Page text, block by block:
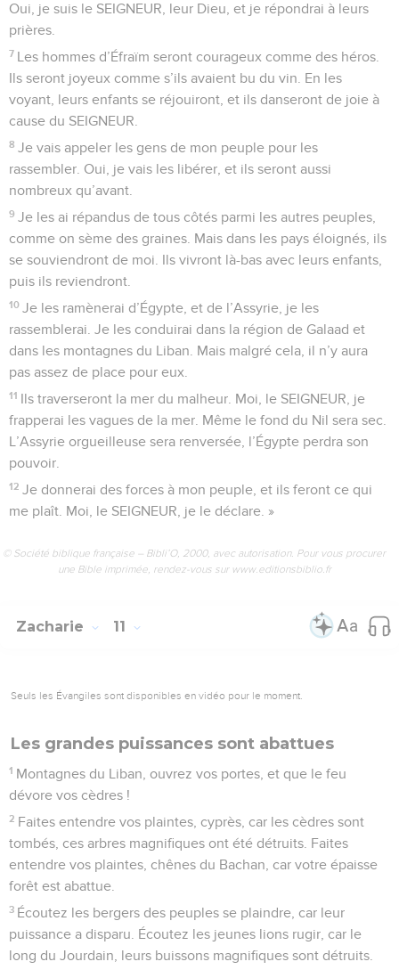
Oui, je suis le SEIGNEUR, leur Dieu, et je répondrai à leurs
prières.
7 Les hommes d’Éfraïm seront courageux comme des héros.
Ils seront joyeux comme s’ils avaient bu du vin. En les
voyant, leurs enfants se réjouiront, et ils danseront de joie à
cause du SEIGNEUR.
8 Je vais appeler les gens de mon peuple pour les
rassembler. Oui, je vais les libérer, et ils seront aussi
nombreux qu’avant.
9 Je les ai répandus de tous côtés parmi les autres peuples,
comme on sème des graines. Mais dans les pays éloignés, ils
se souviendront de moi. Ils vivront là-bas avec leurs enfants,
puis ils reviendront.
10 Je les ramènerai d’Égypte, et de l’Assyrie, je les
rassemblerai. Je les conduirai dans la région de Galaad et
dans les montagnes du Liban. Mais malgré cela, il n’y aura
pas assez de place pour eux.
11 Ils traverseront la mer du malheur. Moi, le SEIGNEUR, je
frapperai les vagues de la mer. Même le fond du Nil sera sec.
L’Assyrie orgueilleuse sera renversée, l’Égypte perdra son
pouvoir.
12 Je donnerai des forces à mon peuple, et ils feront ce qui
me plaît. Moi, le SEIGNEUR, je le déclare. »
© Société biblique française – Bibli’O, 2000, avec autorisation. Pour vous procurer
une Bible imprimée, rendez-vous sur www.editionsbiblio.fr
Zacharie 11
Seuls les Évangiles sont disponibles en vidéo pour le moment.
Les grandes puissances sont abattues
1 Montagnes du Liban, ouvrez vos portes, et que le feu
dévore vos cèdres !
2 Faites entendre vos plaintes, cyprès, car les cèdres sont
tombés, ces arbres magnifiques ont été détruits. Faites
entendre vos plaintes, chênes du Bachan, car votre épaisse
forêt est abattue.
3 Écoutez les bergers des peuples se plaindre, car leur
puissance a disparu. Écoutez les jeunes lions rugir, car le
long du Jourdain, leurs buissons magnifiques sont détruits.